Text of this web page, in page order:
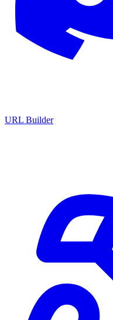
URL Builder